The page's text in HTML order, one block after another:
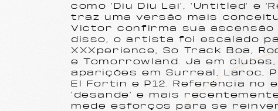
como "Diu Diu Lai", "Untitled" e
traz uma versão mais
Victor confirma sua ascensão
disso, o artista foi escalado
XXXperience, Só Track Boa,
e Tomorrowland. Já em
aparições em Surreal, Laroc,
El Fortin e P12. Referência no
"desande" e mais
mede esforços para se